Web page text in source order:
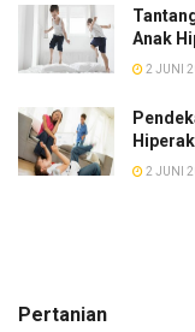
Anak
2 JUNI
2 JUNI
Pertanian